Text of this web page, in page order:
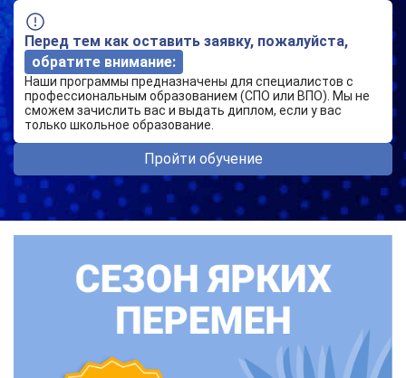
Перед тем как оставить заявку, пожалуйста,
обратите внимание:
Наши программы предназначены для специалистов с
профессиональным образованием (СПО или ВПО). Мы не
сможем зачислить вас и выдать диплом, если у вас
только школьное образование.
Пройти обучение